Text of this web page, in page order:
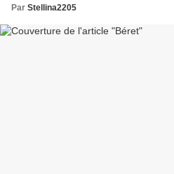
Par Stellina2205